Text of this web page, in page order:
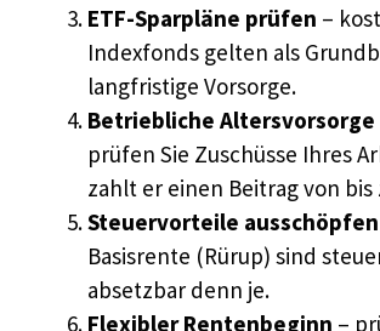
ETF-Sparpläne prüfen –
Indexfonds gelten als
langfristige Vorsorge.
Betriebliche
prüfen Sie Zuschüsse Ihres
zahlt er einen Beitrag von bis
Steuervorteile ausschöpfen
Basisrente (Rürup) sind
absetzbar denn je.
Flexibler Rentenbeginn –